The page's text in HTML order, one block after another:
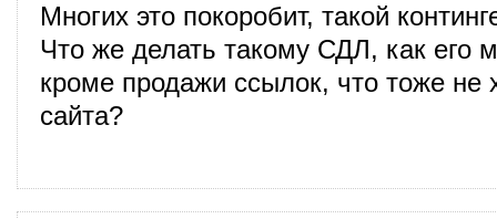
Многих это покоробит, такой
Что же делать такому СДЛ, как его
кроме продажи ссылок, что тоже не
сайта?